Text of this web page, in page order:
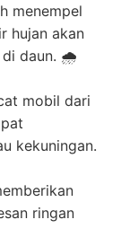
menempel
hujan akan
di daun. 🌧️
mobil dari
kekuningan.
ringan